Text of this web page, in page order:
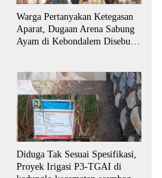
Warga Pertanyakan Ketegasan
Aparat, Dugaan Arena Sabung
Ayam di Kebondalem Disebut
Diduga Tak Sesuai Spesifikasi,
Proyek Irigasi P3-TGAI di